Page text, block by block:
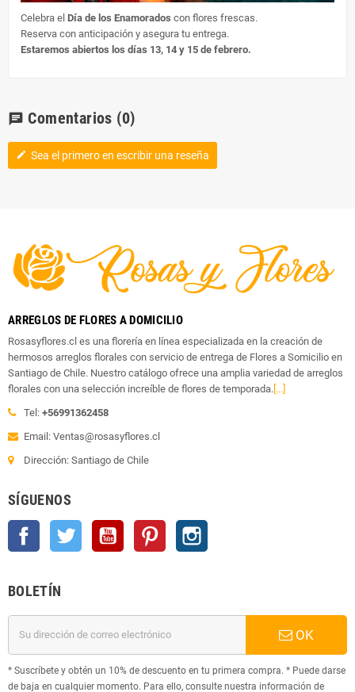
Celebra el Día de los Enamorados con flores frescas.
Reserva con anticipación y asegura tu entrega.
Estaremos abiertos los días 13, 14 y 15 de febrero.
chat Comentarios (0)
edit Sea el primero en escribir una reseña
ARREGLOS DE FLORES A DOMICILIO
Rosasyflores.cl es una florería en línea especializada en la creación de
hermosos arreglos florales con servicio de entrega de Flores a Somicilio en
Santiago de Chile. Nuestro catálogo ofrece una amplia variedad de arreglos
florales con una selección increíble de flores de temporada. [...]
Tel: +56991362458
Email: Ventas@rosasyflores.cl
Dirección: Santiago de Chile
SÍGUENOS
Facebook Twitter YouTube Pinterest
BOLETÍN
OK
* Suscríbete y obtén un 10% de descuento en tu primera compra. * Puede darse
de baja en cualquier momento. Para ello, consulte nuestra información de